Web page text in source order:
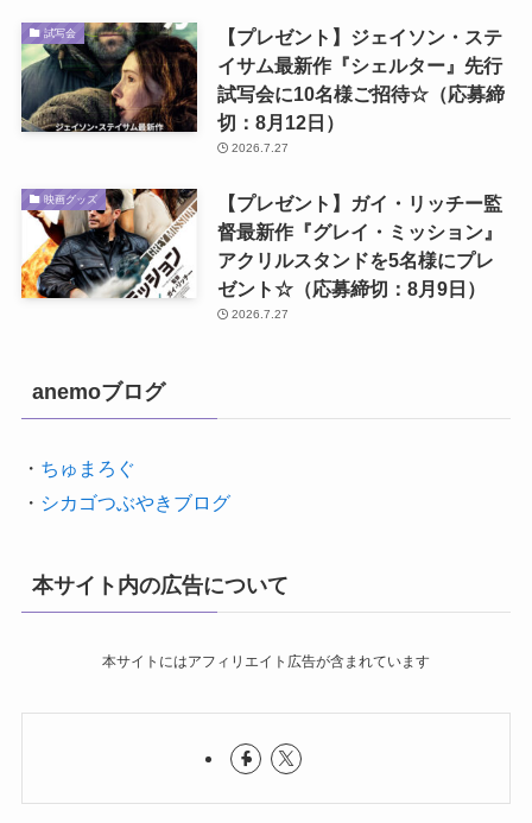
試写会
【プレゼント】ジェイソン・ステ
イサム最新作『シェルター』先行
試写会に10名様ご招待☆（応募締
切：8月12日）
2026.7.27
映画グッズ
【プレゼント】ガイ・リッチー監
督最新作『グレイ・ミッション』
アクリルスタンドを5名様にプレ
ゼント☆（応募締切：8月9日）
2026.7.27
anemoブログ
・ ちゅまろぐ
・ シカゴつぶやきブログ
本サイト内の広告について
本サイトにはアフィリエイト広告が含まれています